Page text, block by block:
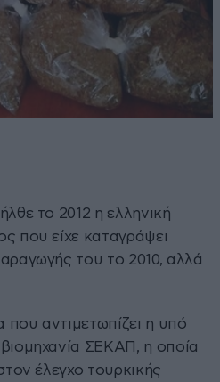
το 2012 η ελληνική
που είχε καταγράψει
του το 2010, αλλά
αντιμετωπίζει η υπό
ΣΕΚΑΠ, η οποία
έλεγχο τουρκικής